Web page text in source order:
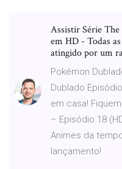
Assistir Série
em HD - Todas
atingido por um
Pokémon
Dublado
em casa!
– Episódio 18
Animes da
lançamento!